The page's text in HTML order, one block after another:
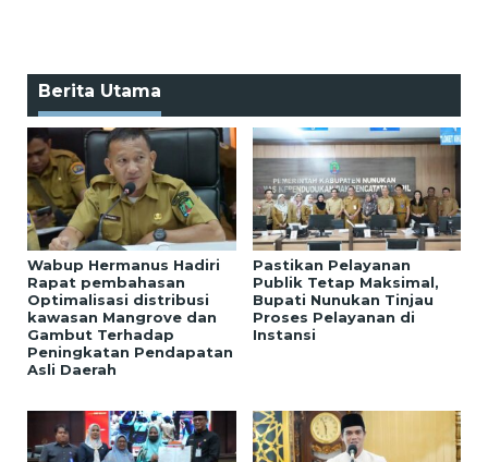
Berita Utama
Wabup Hermanus Hadiri
Rapat pembahasan
Optimalisasi distribusi
kawasan Mangrove dan
Gambut Terhadap
Peningkatan Pendapatan
Asli Daerah
Pastikan Pelayanan
Publik Tetap Maksimal,
Bupati Nunukan Tinjau
Proses Pelayanan di
Instansi